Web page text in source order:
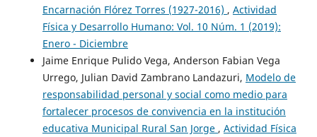
Encarnación Flórez Torres (1927-2016) , Actividad
Física y Desarrollo Humano: Vol. 10 Núm. 1 (2019):
Enero - Diciembre
Jaime Enrique Pulido Vega, Anderson Fabian Vega
Urrego, Julian David Zambrano Landazuri, Modelo de
responsabilidad personal y social como medio para
fortalecer procesos de convivencia en la institución
educativa Municipal Rural San Jorge , Actividad Física